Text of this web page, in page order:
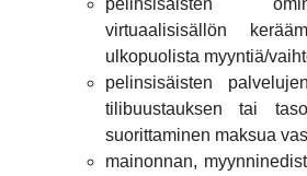
virtuaalisisällön
ulkopuolista myyntiä/
pelinsisäisten
tilibuustauksen tai
suorittaminen maksua
mainonnan,